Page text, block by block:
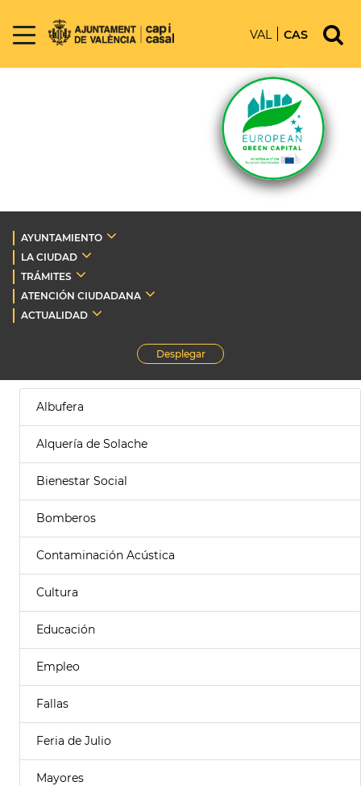
VAL CAS
AYUNTAMIENTO
LA CIUDAD
TRÁMITES
ATENCIÓN CIUDADANA
ACTUALIDAD
Desplegar
Albufera
Alquería de Solache
Bienestar Social
Bomberos
Contaminación Acústica
Cultura
Educación
Empleo
Fallas
Feria de Julio
Mayores